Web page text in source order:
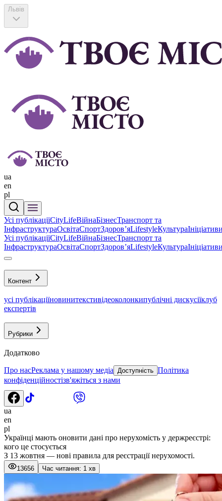
Львів
ua
en
pl
Усі публікаціїCityLifeВійнаБізнесТранспорт та
ІнфраструктураОсвітаСпортЗдоровʼяLifestyleКультура
Усі публікаціїCityLifeВійнаБізнесТранспорт та
ІнфраструктураОсвітаСпортЗдоровʼяLifestyleКультура
Контент
усі публікаціїновинитекстивідеоколонкипублічні дискусіїклуб
експертів
Рубрики
Додатково
Про насРеклама у нашому медіа Доступність Політика
конфіденційностізв'яжіться з нами
ua
en
pl
Українці мають оновити дані про нерухомість у держреєстрі:
кого це стосується
З 13 жовтня — нові правила для реєстрації нерухомості.
13656 Час читання: 1 хв